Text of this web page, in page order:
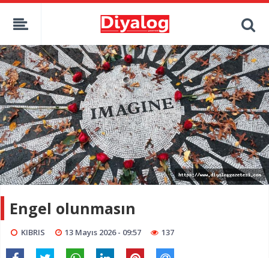
Engel olunmasın
KIBRIS 13 Mayıs 2026 - 09:57 137